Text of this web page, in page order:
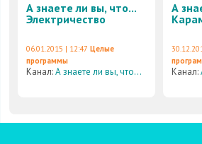
А знаете ли вы, что...
Электричество
06.01.2015 | 12:47 Целые
программы
Канал:А знаете ли вы, что...
А
Канал: